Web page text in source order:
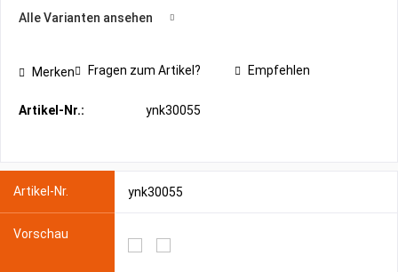
Alle Varianten ansehen
Merken Fragen zum Artikel? Empfehlen
Artikel-Nr.: ynk30055
ynk30055